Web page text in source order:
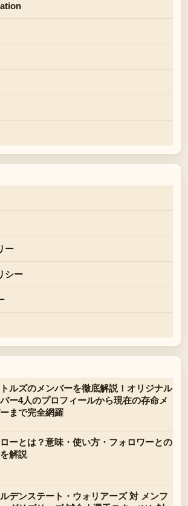
ー
シー
ルズのメンバーを徹底解説！オリジナル
ー4人のプロフィールから現在の存命メ
まで完全網羅
ーとは？意味・使い方・フォロワーとの
解説
デンステート・ウォリアーズ 対 メンフ